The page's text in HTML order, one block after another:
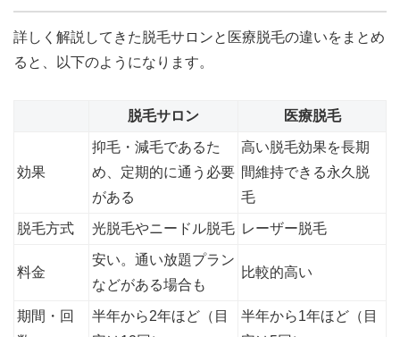
詳しく解説してきた脱毛サロンと医療脱毛の違いをまとめ
ると、以下のようになります。
脱毛サロン 医療脱毛
効果
抑毛・減毛であるた
め、定期的に通う必要
がある
高い脱毛効果を長期
間維持できる永久脱
毛
脱毛方式 光脱毛やニードル脱毛 レーザー脱毛
料金
安い。通い放題プラン
などがある場合も
比較的高い
期間・回
半年から2年ほど（目
半年から1年ほど（目